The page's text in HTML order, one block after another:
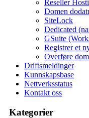
Reseller
Domen
SiteLock
Dedicated
GSuite
Registrer et
Overføre
Driftsmeldinger
Kunnskapsbase
Nettverksstatus
Kontakt oss
Kategorier